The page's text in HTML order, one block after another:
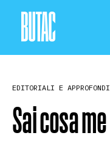
EDITORIALI E
Sai cosa